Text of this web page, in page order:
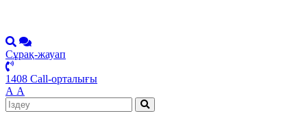
Сұрақ-жауап
1408 Call-орталығы
А А